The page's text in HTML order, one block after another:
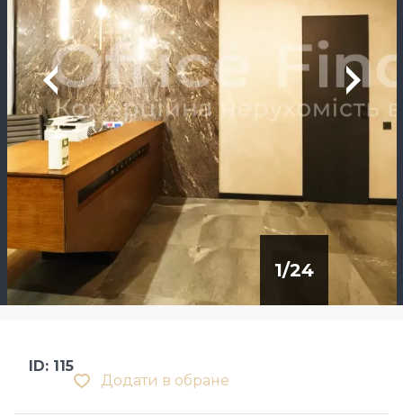
1/24
Додати в обране
ID: 115